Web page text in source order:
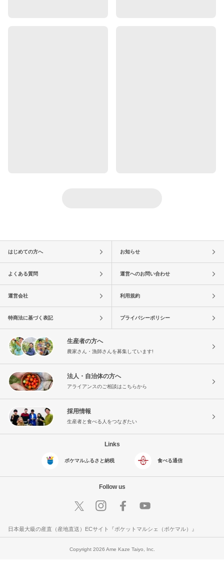
はじめての方へ お知らせ
よくある質問 運営へのお問い合わせ
運営会社 利用規約
特商法に基づく表記 プライバシーポリシー
生産者の方へ
農家さん・漁師さんを募集しています!
法人・自治体の方へ
アライアンスのご相談はこちらから
採用情報
生産者と食べる人をつなぎたい
Links
ポケマルふるさと納税 食べる通信
Follow us
日本最大級の産直（産地直送）ECサイト『ポケットマルシェ（ポケマル）』
Copyright 2026 Ame Kaze Taiyo, Inc.